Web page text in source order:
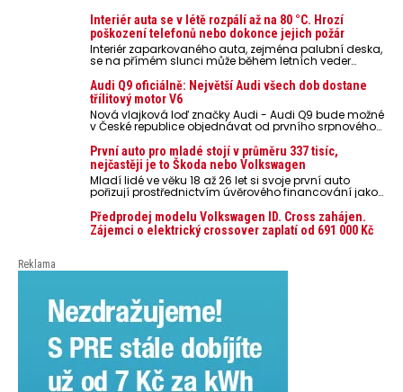
Interiér auta se v létě rozpálí až na 80 °C. Hrozí
poškození telefonů nebo dokonce jejich požár
Interiér zaparkovaného auta, zejména palubní deska,
se na přímém slunci může během letních veder
nebezpečí pro odložené mobilní telefony, powerbanky
nebo notebooky. Můžou urychlit stárnutí baterií,
poškodit elektroniku a ve výjimečných případech i
zvýšit riziko požáru.
Audi Q9 oficiálně: Největší Audi všech dob dostane
třílitový motor V6
Nová vlajková loď značky Audi - Audi Q9 bude možné
v České republice objednávat od prvního srpnového
První auto pro mladé stojí v průměru 337 tisíc,
nejčastěji je to Škoda nebo Volkswagen
Mladí lidé ve věku 18 až 26 let si svoje první auto
pořizují prostřednictvím úvěrového financování jako
auto. Průměrná pořizovací cena vozu dosahuje 337
tisíc korun a průměrná financovaná částka
přesahuje 251 tisíc korun. Vyplývá to z dat Leasingu
Předprodej modelu Volkswagen ID. Cross zahájen.
Zájemci o elektrický crossover zaplatí od 691 000 Kč
Reklama